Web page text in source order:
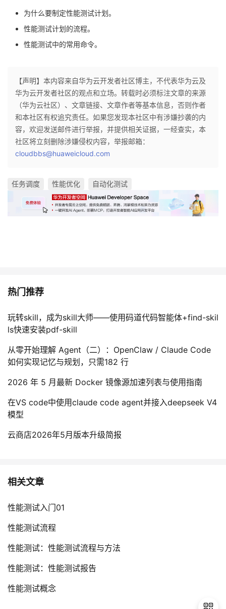
为什么要制定性能测试计划。
性能测试计划的流程。
性能测试中的常用命令。
【声明】本内容来自华为云开发者社区博主，不代表华为云及
华为云开发者社区的观点和立场。转载时必须标注文章的来源
（华为云社区）、文章链接、文章作者等基本信息，否则作者
和本社区有权追究责任。如果您发现本社区中有涉嫌抄袭的内
容，欢迎发送邮件进行举报，并提供相关证据，一经查实，本
社区将立刻删除涉嫌侵权内容，举报邮箱：
cloudbbs@huaweicloud.com
任务调度 性能优化 自动化测试
热门推荐
玩转skill，成为skill大师——使用码道代码智能体+find-skil
ls快速安装pdf-skill
从零开始理解 Agent（二）：OpenClaw / Claude Code
如何实现记忆与规划，只需182 行
2026 年 5 月最新 Docker 镜像源加速列表与使用指南
在VS code中使用claude code agent并接入deepseek V4
模型
云商店2026年5月版本升级简报
相关文章
性能测试入门01
性能测试流程
性能测试：性能测试流程与方法
性能测试：性能测试报告
性能测试概念